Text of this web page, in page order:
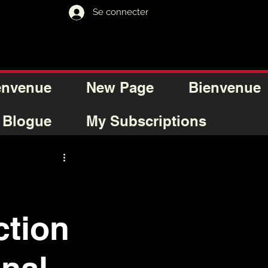
Se connecter
New Page
Bienvenue
Blogue My Subscriptions